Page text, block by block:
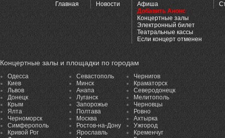
Главная Новости
Афиша
Добавить Анонс
Концертные залы
Электронный билет
Театральные кассы
Если концерт отменен
Концертные залы и площадки по городам
Одесса
Киев
Львов
Донецк
Крым
Ялта
Черноморск
Симферополь
Кривой Рог
Севастополь
Минск
Анапа
Луганск
Запорожье
Полтава
Москва
Ростов-на-Дону
Ярославль
Чернигов
Краматорск
Северодонецк
Мелитополь
Черновцы
Ровно
Ахтырка
Ужгород
Кременчуг